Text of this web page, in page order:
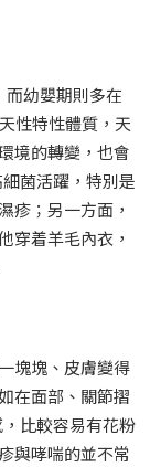
幼嬰期則多在
性特性體質，天
境的轉變，也會
菌活躍，特別是
疹；另一方面，
穿着羊毛內衣，
塊塊、皮膚變得
在面部、關節摺
比較容易有花粉
與哮喘的並不常